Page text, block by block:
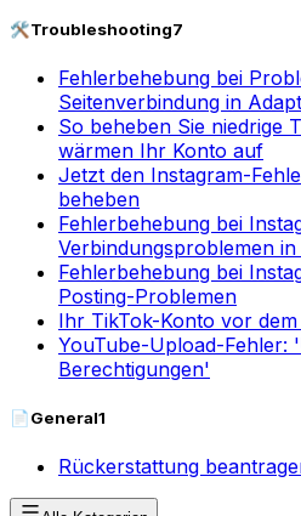
🛠️Troubleshooting7
Fehlerbehebung bei
Seitenverbindung in
So beheben Sie niedrige
wärmen Ihr Konto auf
Jetzt den Instagram-
beheben
Fehlerbehebung bei
Verbindungsproblemen
Fehlerbehebung bei
Posting-Problemen
Ihr TikTok-Konto vor
YouTube-Upload-Fehler:
Berechtigungen'
📄General1
Rückerstattung